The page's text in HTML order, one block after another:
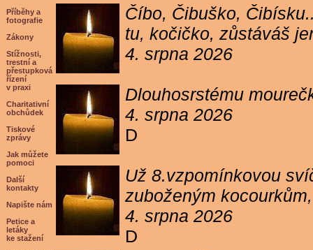
Příběhy a
fotografie
Zákony
Stížnosti,
trestní a
přestupková
řízení
v praxi
Charitativní
obchůdek
Tiskové
zprávy
Jak můžete
pomoci
Další
kontakty
Napište nám
Petice a
letáky
ke stažení
Číbo, Čibuško,
tu, kočičko, zůstáváš
4. srpna 2026
Dlouhosrstému
4. srpna 2026
D
Už 8.vzpomínkovou
zuboženým
4. srpna 2026
D